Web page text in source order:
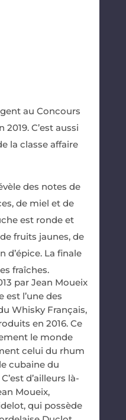
au Concours
C’est aussi
la classe affaire
des notes de
de miel et de
est ronde et
fruits jaunes, de
d’épice. ​La finale
fraîches.
par Jean Moueix
est l’une des
Whisky Français,
en 2016. Ce
le monde
celui du rhum
cubaine du
d’ailleurs là-
Moueix,
qui possède